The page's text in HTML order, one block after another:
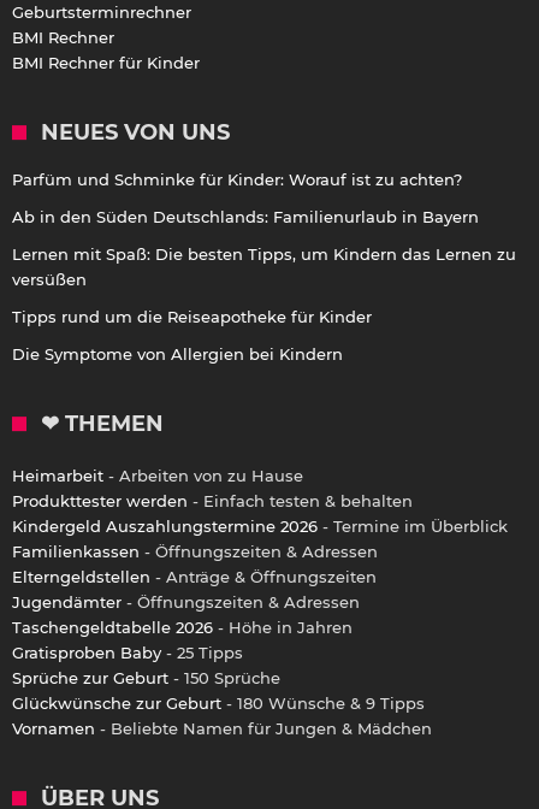
Geburtsterminrechner
BMI Rechner
BMI Rechner für Kinder
NEUES VON UNS
Parfüm und Schminke für Kinder: Worauf ist zu achten?
Ab in den Süden Deutschlands: Familienurlaub in Bayern
Lernen mit Spaß: Die besten Tipps, um Kindern das Lernen zu
versüßen
Tipps rund um die Reiseapotheke für Kinder
Die Symptome von Allergien bei Kindern
❤ THEMEN
Heimarbeit - Arbeiten von zu Hause
Produkttester werden - Einfach testen & behalten
Kindergeld Auszahlungstermine 2026 - Termine im Überblick
Familienkassen - Öffnungszeiten & Adressen
Elterngeldstellen - Anträge & Öffnungszeiten
Jugendämter - Öffnungszeiten & Adressen
Taschengeldtabelle 2026 - Höhe in Jahren
Gratisproben Baby - 25 Tipps
Sprüche zur Geburt - 150 Sprüche
Glückwünsche zur Geburt - 180 Wünsche & 9 Tipps
Vornamen - Beliebte Namen für Jungen & Mädchen
ÜBER UNS